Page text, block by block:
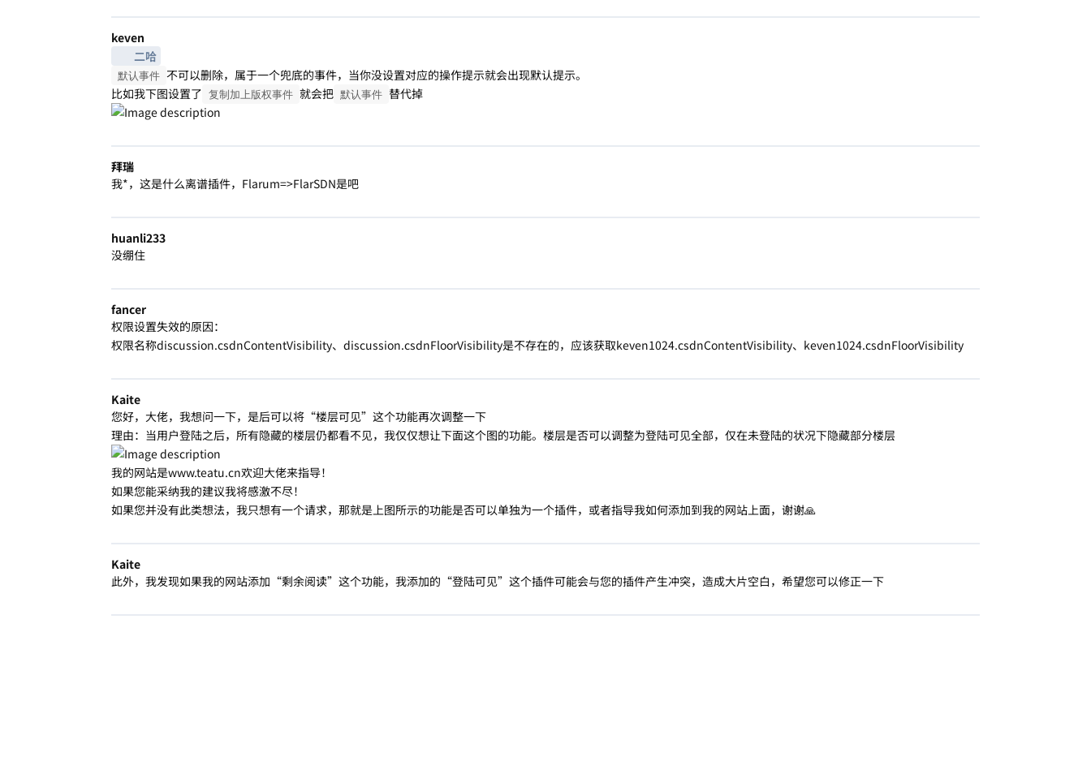
keven
二哈
默认事件 不可以删除，属于一个兜底的事件，当你没设置对应的操作提示就会出现默认提示。
比如我下图设置了 复制加上版权事件 就会把 默认事件 替代掉
拜瑞
我*，这是什么离谱插件，Flarum=>FlarSDN是吧
huanli233
没绷住
fancer
权限设置失效的原因：
权限名称discussion.csdnContentVisibility、discussion.csdnFloorVisibility是不存在的，应该获取keven1024.csdnContentVisibility、keven1024.csdnFloorVisibility
Kaite
您好，大佬，我想问一下，是后可以将“楼层可见”这个功能再次调整一下
理由：当用户登陆之后，所有隐藏的楼层仍都看不见，我仅仅想让下面这个图的功能。楼层是否可以调整为登陆可见全部，仅在未登陆的状况下隐藏部分楼层
我的网站是www.teatu.cn欢迎大佬来指导！
如果您能采纳我的建议我将感激不尽！
如果您并没有此类想法，我只想有一个请求，那就是上图所示的功能是否可以单独为一个插件，或者指导我如何添加到我的网站上面，谢谢🙏
Kaite
此外，我发现如果我的网站添加“剩余阅读”这个功能，我添加的“登陆可见”这个插件可能会与您的插件产生冲突，造成大片空白，希望您可以修正一下